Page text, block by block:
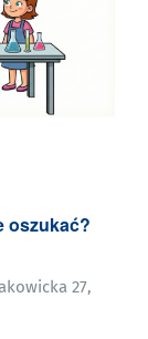
oszukać?
27,